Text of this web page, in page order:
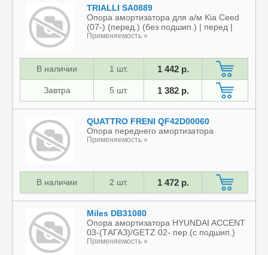
TRIALLI SA0889
Опора амортизатора для а/м Kia Ceed
(07-) (перед.) (без подшип.) | перед |
Применяемость »
В наличии 1 шт. 1 442 р.
Завтра 5 шт. 1 382 р.
QUATTRO FRENI QF42D00060
Опора переднего амортизатора
Применяемость »
В наличии 2 шт. 1 472 р.
Miles DB31080
Опора амортизатора HYUNDAI ACCENT
03-(ТАГАЗ)/GETZ 02- пер.(с подшип.)
Применяемость »